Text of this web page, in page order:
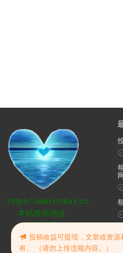
https://web.rmbxz.cn
本站发布地址
建议收藏
投稿收益可提现，文章或资
有。 （请勿上传违规内容。）